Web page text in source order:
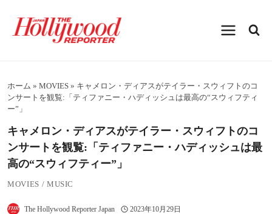
プホーム » MOVIES » キャメロン・ディアスがテイラー・スウィフトのコ
ンサートを観覧:「ティファニー・ハディッシュは最高の“スウィフティ
ー”」
キャメロン・ディアスがテイラー・スウィフトのコ
ンサートを観覧:「ティファニー・ハディッシュは最
高の“スウィフティー”」
MOVIES / MUSIC
The Hollywood Reporter Japan 2023年10月29日